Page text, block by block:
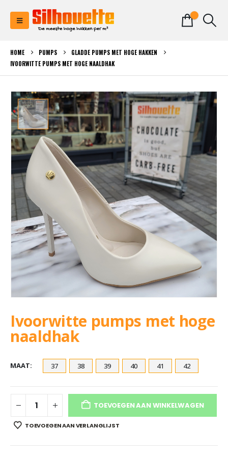
HOME PUMPS
GLADDE PUMPS MET HOGE HAKKEN
IVOORWITTE PUMPS MET HOGE NAALDHAK
Ivoorwitte pumps met hoge
naaldhak
MAAT 37 38 39 40 41 42
TOEVOEGEN AAN WINKELWAGEN
TOEVOEGEN AAN VERLANGLIJST